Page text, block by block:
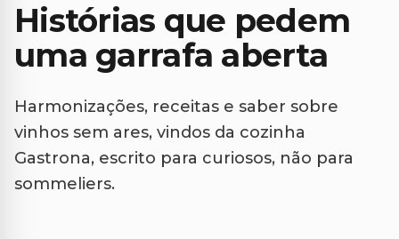
Histórias que pedem
uma garrafa aberta
Harmonizações, receitas e saber sobre
vinhos sem ares, vindos da cozinha
Gastrona, escrito para curiosos, não para
sommeliers.